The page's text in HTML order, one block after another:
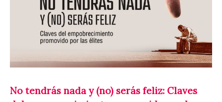
No tendrás nada y (no) serás feliz: Claves